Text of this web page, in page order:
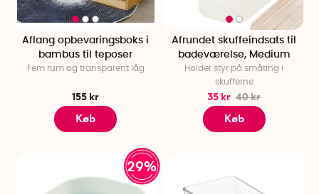
Aflang opbevaringsboks i
bambus til teposer
Fem rum og transparent låg
155 kr
Køb
Afrundet skuffeindsats til
badeværelse, Medium
Holder styr på småting i
skufferne
35 kr 40 kr
Køb
29%